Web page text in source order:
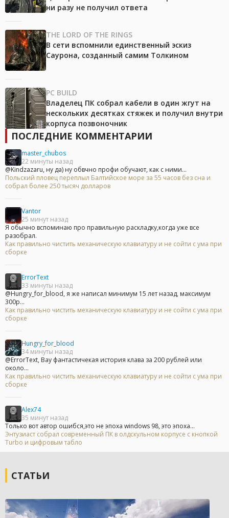
ни разу не получил ответа
THE LORD OF THE RINGS
В сети вспомнили единственный эскиз
Саурона, созданный самим Толкином
PC BUILD
Владелец ПК собрал кабели в один жгут на
нескольких десятках стяжек и получил внутри
корпуса позвоночник
ПОСЛЕДНИЕ КОММЕНТАРИИ
master_chubos
22 минуты назад
@Kindzazaru, ну да) ну обвчно профи обучают, как с ними...
Польский пловец переплыл Балтийское море за 55 часов без сна и
собрал более 250 тысяч долларов
Vantor
25 минут назад
Я обычно вспоминаю про правильную раскладку,когда уже все
разобрал.
Как правильно чистить механическую клавиатуру и не сойти с ума при
сборке
ErrorText
33 минуты назад
@Hungry_for_blood, я же написал минимум 15 лет назад, максимум
300р...
Как правильно чистить механическую клавиатуру и не сойти с ума при
сборке
Hungry_for_blood
34 минуты назад
@ErrorText, Вау фантастичекая история клава за 200 рублей или
около...
Как правильно чистить механическую клавиатуру и не сойти с ума при
сборке
Alex74
35 минут назад
Только вот автор ошибся,это не эпоха windows 98, это эпоха...
Энтузиаст собрал современный ПК в олдскульном корпусе с кнопкой
Turbo и цифровым табло
СТАТЬИ